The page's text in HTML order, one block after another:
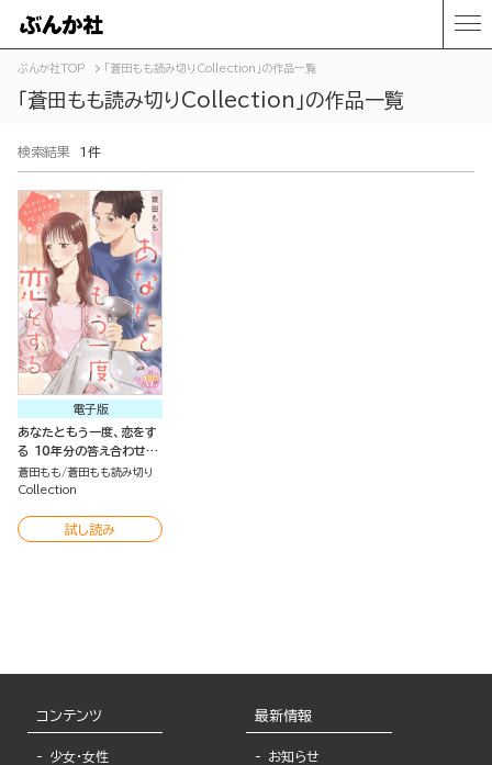
ぶんか社TOP 「蒼田もも読み切りCollection」の作品一覧
「蒼田もも読み切りCollection」の作品一覧
検索結果 1件
電子版
あなたともう一度、恋をす
る 10年分の答え合わせは
ベットの中で（単話版）
蒼田もも 蒼田もも読み切り
Collection
試し読み
コンテンツ
少女・女性
最新情報
お知らせ